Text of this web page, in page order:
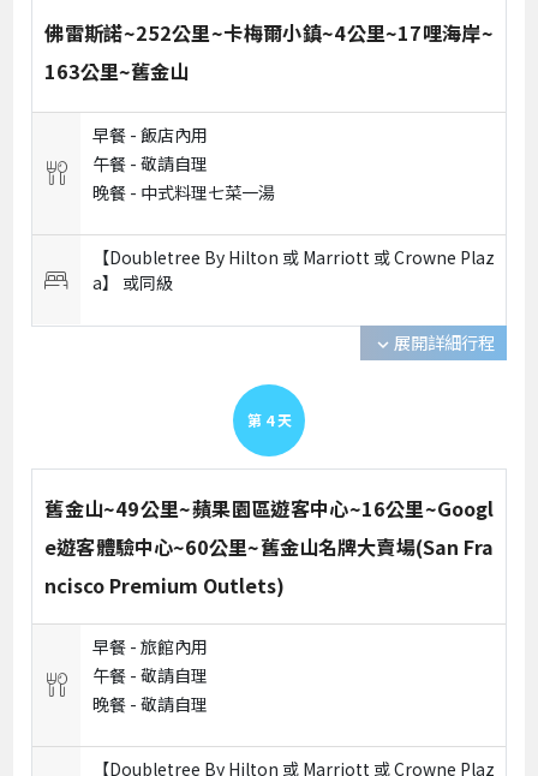
佛雷斯諾~252公里~卡梅爾小鎮~4公里~17哩海岸~
163公里~舊金山
早餐 -飯店內用
午餐 -敬請自理
晚餐 - 中式料理七菜一湯
【Doubletree By Hilton 或 Marriott 或 Crowne Plaz
a】 或同級
expand_more 展開詳細行程
第 4 天
舊金山~49公里~蘋果園區遊客中心~16公里~Googl
e遊客體驗中心~60公里~舊金山名牌大賣場(San Fra
ncisco Premium Outlets)
早餐 -旅館內用
午餐 -敬請自理
晚餐 -敬請自理
【Doubletree By Hilton 或 Marriott 或 Crowne Plaz